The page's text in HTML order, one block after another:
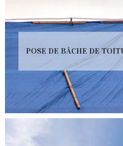
POSE DE BÂCHE DE